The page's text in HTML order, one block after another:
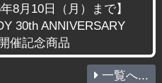
8月10日（月）まで】
30th ANNIVERSARY
催記念商品
一覧へ...